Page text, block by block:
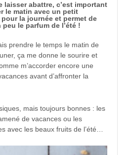
laisser abattre, c’est important
le matin avec un petit
la journée et permet de
le parfum de l’été !
prendre le temps le matin de
ça me donne le sourire et
m’accorder encore une
avant d’affronter la
mais toujours bonnes : les
de vacances ou les
avec les beaux fruits de l’été…